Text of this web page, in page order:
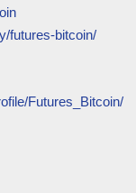
futures-bitcoin/
Futures_Bitcoin/